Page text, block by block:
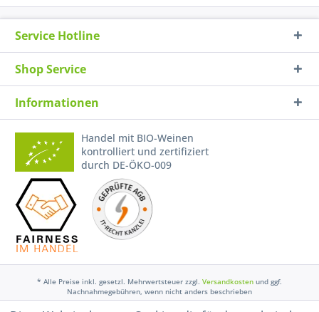
Service Hotline
Shop Service
Informationen
Handel mit BIO-Weinen
kontrolliert und zertifiziert
durch DE-ÖKO-009
* Alle Preise inkl. gesetzl. Mehrwertsteuer zzgl. Versandkosten und ggf.
Nachnahmegebühren, wenn nicht anders beschrieben